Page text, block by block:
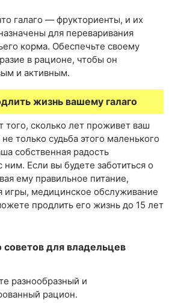
галаго — фрукториенты, и их
для переваривания
корма. Обеспечьте своему
в рационе, чтобы он
и активным.
жизнь вашему галаго
того, сколько лет проживет ваш
только судьба этого маленького
собственная радость
ним. Если вы будете заботиться о
ему правильное питание,
игры, медицинское обслуживание
продлить его жизнь до 15 лет
советов для владельцев
разнообразный и
рацион.